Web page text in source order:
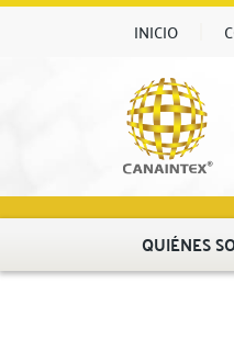
INICIO
QUIÉNES